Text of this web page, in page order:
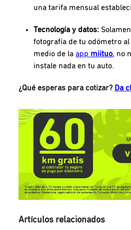
una tarifa mensual
Tecnología y datos:
fotografía de tu odómetro
medio de la app miituo, no
instale nada en tu auto.
¿Qué esperas para cotizar? Da
Artículos relacionados